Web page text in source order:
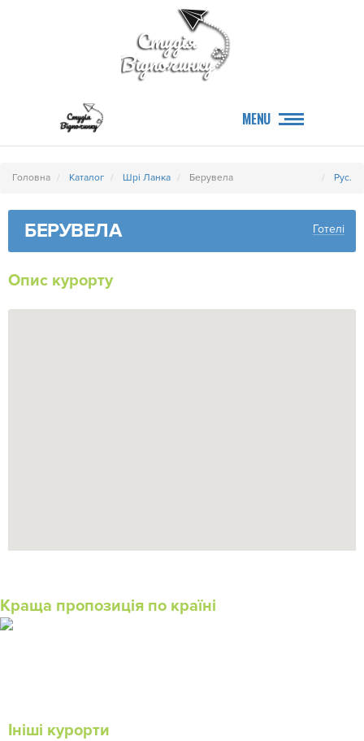
MENU
Головна Каталог Шрі Ланка Берувела Рус.
БЕРУВЕЛА Готелі
Опис курорту
Краща пропозиція по країні
Ініші курорти